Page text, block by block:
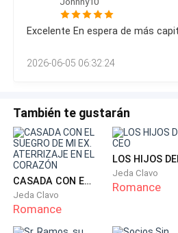
de ella empezó a
Nadie respondió.
zapatos rojos junto al sofá.
de mujer, arrugada, y un
pasos. El corazón le dio un
mano tembló.
—No… —susurró, negando con
labios.Lo que ni Lia ni Fabián
escasos metros de allí, en la
tras el parabrisas de su auto
apretaban la garganta del
Excelente En espera de más
2026-06-05 06:32:24
También te gustarán
CASADA CON EL SUEGRO DE MI EX. ATERRIZAJE EN EL CORAZÓN
Jeda Clavo
Romance
Jeda Clavo
Romance